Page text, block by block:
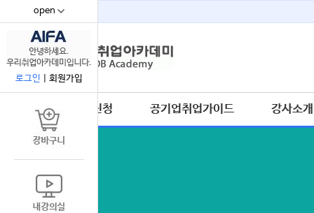
open
로그인 회원가입
수강신청 공기업취업가이드 강사소개